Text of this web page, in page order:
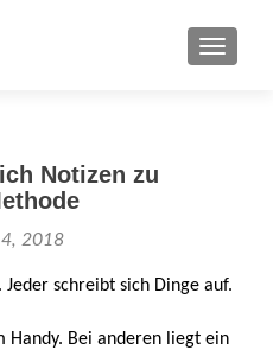
MENU
Notizen zu
2018
schreibt sich Dinge auf.
Handy. Bei anderen liegt ein